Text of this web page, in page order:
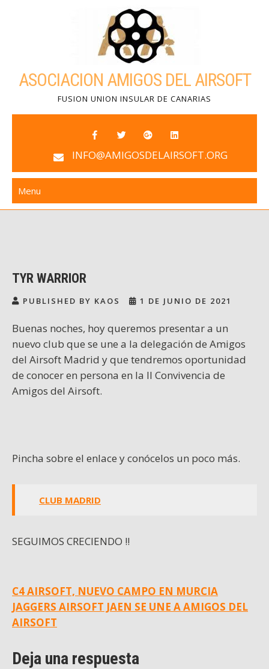
ASOCIACION AMIGOS DEL AIRSOFT
FUSION UNION INSULAR DE CANARIAS
INFO@AMIGOSDELAIRSOFT.ORG
Menu
TYR WARRIOR
PUBLISHED BY KAOS 1 DE JUNIO DE 2021
Buenas noches, hoy queremos presentar a un
nuevo club que se une a la delegación de Amigos
del Airsoft Madrid y que tendremos oportunidad
de conocer en persona en la II Convivencia de
Amigos del Airsoft.
Pincha sobre el enlace y conócelos un poco más.
CLUB MADRID
SEGUIMOS CRECIENDO !!
Navegación
de
entradas
C4 AIRSOFT, NUEVO CAMPO EN MURCIA
JAGGERS AIRSOFT JAEN SE UNE A AMIGOS DEL
AIRSOFT
Deja una respuesta